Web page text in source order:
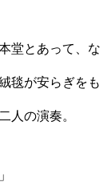
堂とあって、な
毯が安らぎをも
人の演奏。